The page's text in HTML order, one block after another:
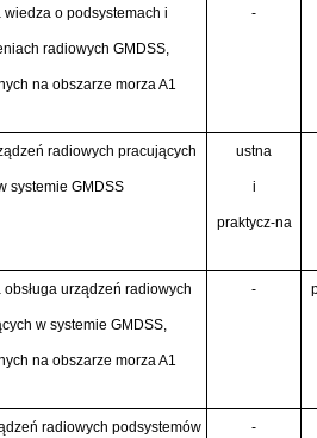
wiedza o podsystemach i
radiowych GMDSS,
na obszarze morza A1
-
radiowych pracujących
systemie GMDSS
ustna
i
praktycz-na
obsługa urządzeń radiowych
w systemie GMDSS,
na obszarze morza A1
-
radiowych podsystemów -